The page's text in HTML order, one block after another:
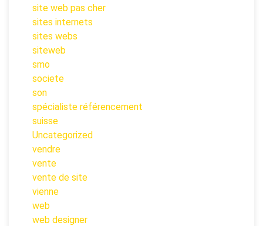
site web pas cher
sites internets
sites webs
siteweb
smo
societe
son
spécialiste référencement
suisse
Uncategorized
vendre
vente
vente de site
vienne
web
web designer